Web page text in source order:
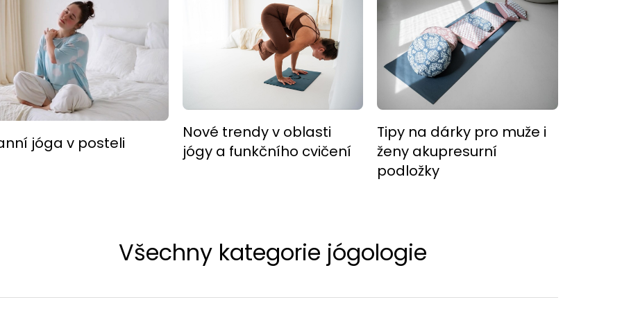
jóga v posteli
Nové trendy v oblasti
jógy a funkčního cvičení
Tipy na dárky pro muže i
ženy akupresurní
podložky
Všechny kategorie jógologie